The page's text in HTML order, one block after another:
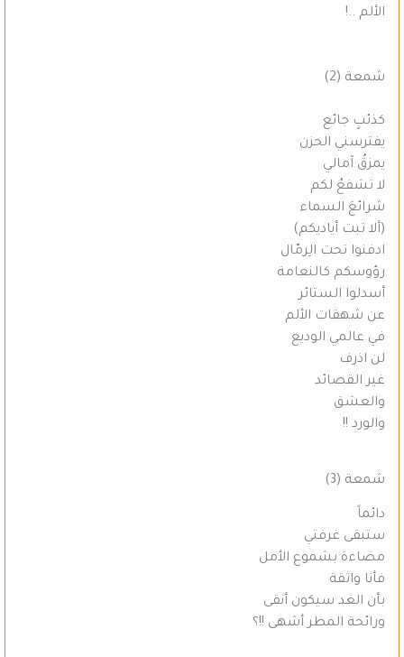
الألم ..!
شمعة (2)
كذئبٍ جائع
يفترسني الحزن
يمزقُ آمالي
لا تشفعُ لكم
شرائعَ السماء
(ألا تبت أياديكم)
ادفنوا تحت الِرمّال
رؤوسكم كالنعامة
أسدلوا الستائر
عن شهقات الألم
في عالمي الوديع
لن اذرف
غير القصائد
والعشق
والورد !!
شمعة (3)
دائماً
ستبقى غرفتي
مضاءة بشموع الأمل
فأنا واثقة
بأن الغد سيكون أنقى
ورائحة المطر أشهى !!؟